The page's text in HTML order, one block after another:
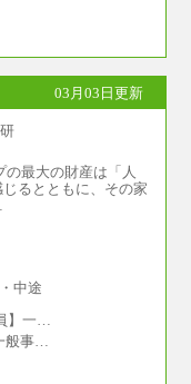
、退職金前払給：
はございません
（全国型）＞
年制大学卒 月給3
（地域型）＞
年制大学卒 月給3
円
、退職金前払給：
ございません
03月03日更新
の最大の財産は「人
るとともに、その家
中途
】一…
般事…